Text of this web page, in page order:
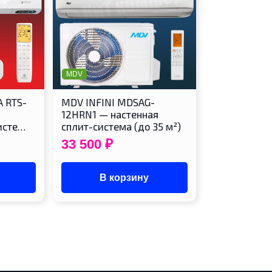
RTS-
MDV
MDV INFINI MDSAG-
12HRN1 — настенная
сплит-система (до 35 м²)
33 500 ₽
В корзину